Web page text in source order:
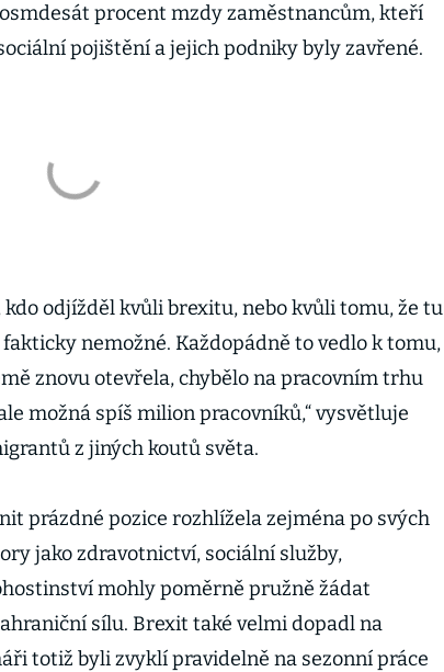
procent mzdy zaměstnancům, kteří
pojištění a jejich podniky byly zavřené.
odjížděl kvůli brexitu, nebo kvůli tomu, že tu
nemožné. Každopádně to vedlo k tomu,
znovu otevřela, chybělo na pracovním trhu
možná spíš milion pracovníků,“ vysvětluje
z jiných koutů světa.
prázdné pozice rozhlížela zejména po svých
jako zdravotnictví, sociální služby,
mohly poměrně pružně žádat
sílu. Brexit také velmi dopadl na
totiž byli zvyklí pravidelně na sezonní práce